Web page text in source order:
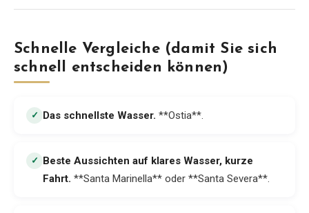
Schnelle Vergleiche (damit Sie sich
schnell entscheiden können)
✓ Das schnellste Wasser. **Ostia**.
✓ Beste Aussichten auf klares Wasser, kurze
Fahrt. **Santa Marinella** oder **Santa Severa**.